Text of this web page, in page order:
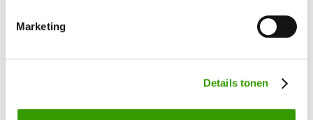
Marketing
Details tonen
Naam